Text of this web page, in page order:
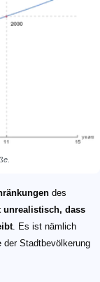
des
unrealistisch, dass
. Es ist nämlich
der Stadtbevölkerung